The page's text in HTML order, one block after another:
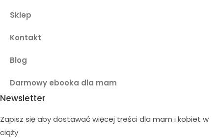
Sklep
Kontakt
Blog
Darmowy ebooka dla mam
Newsletter
Zapisz się aby dostawać więcej treści dla mam i kobiet w
ciąży